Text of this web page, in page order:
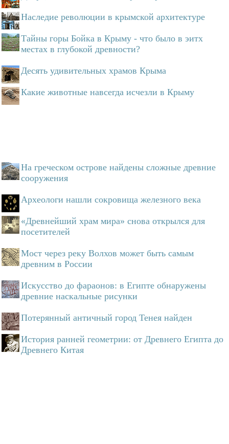
Наследие революции в крымской архитектуре
Тайны горы Бойка в Крыму - что было в эитх
местах в глубокой древности?
Десять удивительных храмов Крыма
Какие животные навсегда исчезли в Крыму
На греческом острове найдены сложные древние
сооружения
Археологи нашли сокровища железного века
«Древнейший храм мира» снова открылся для
посетителей
Мост через реку Волхов может быть самым
древним в России
Искусство до фараонов: в Египте обнаружены
древние наскальные рисунки
Потерянный античный город Тенея найден
История ранней геометрии: от Древнего Египта до
Древнего Китая